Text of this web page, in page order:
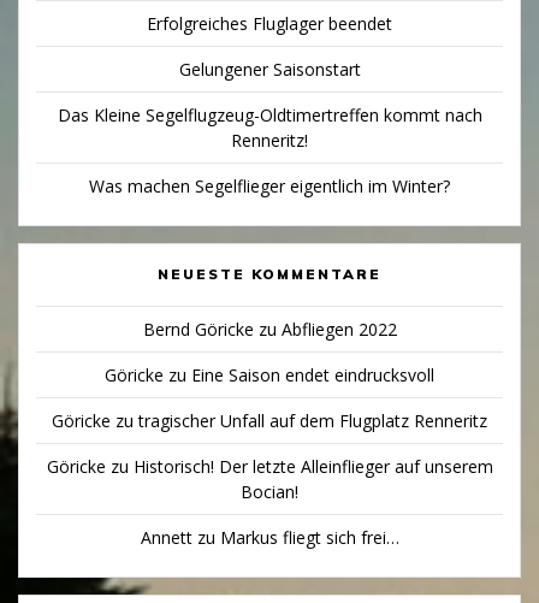
Erfolgreiches Fluglager beendet
Gelungener Saisonstart
Das Kleine Segelflugzeug-Oldtimertreffen kommt nach
Renneritz!
Was machen Segelflieger eigentlich im Winter?
NEUESTE KOMMENTARE
Bernd Göricke zu Abfliegen 2022
Göricke zu Eine Saison endet eindrucksvoll
Göricke zutragischer Unfall auf dem Flugplatz Renneritz
Göricke zu Historisch! Der letzte Alleinflieger auf unserem
Bocian!
Annettzu Markus fliegt sich frei…